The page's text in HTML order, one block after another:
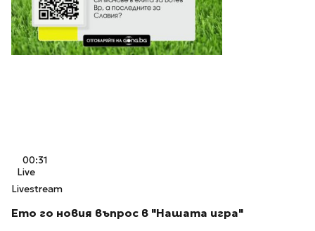
00:31
Live
Livestream
Ето го новия въпрос в "Нашата игра"